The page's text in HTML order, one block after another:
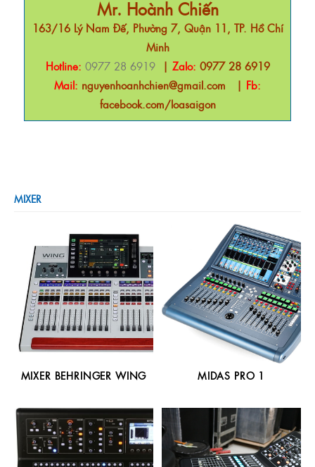
Mr. Hoành Chiến
163/16 Lý Nam Đế, Phường 7, Quận 11, TP. Hồ Chí
Minh
Hotline: 0977 28 6919| Zalo: 0977 28 6919
Mail: nguyenhoanhchien@gmail.com | Fb:
facebook.com/loasaigon
MIXER
MIXER BEHRINGER WING MIDAS PRO 1